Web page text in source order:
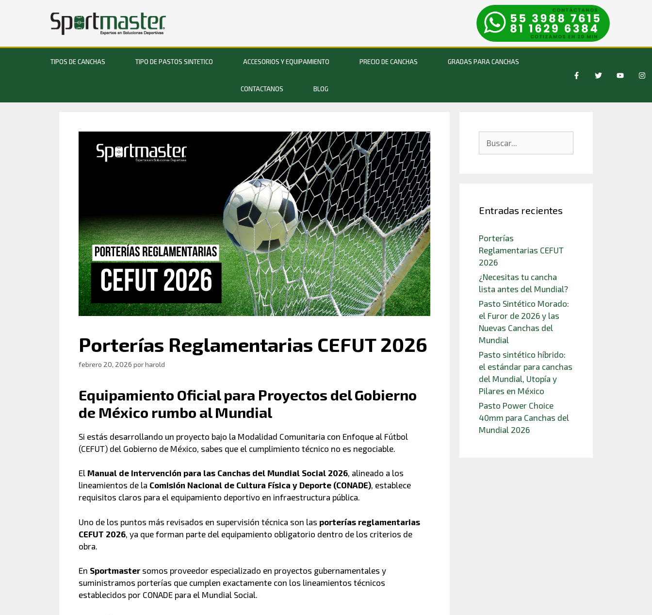
TIPOS DE CANCHAS TIPO DE PASTOS SINTETICO ACCESORIOS Y EQUIPAMIENTO PRECIO DE CANCHAS GRADAS PARA CANCHAS
CONTACTANOS BLOG
Porterías Reglamentarias CEFUT 2026
febrero 20, 2026 porharold
Equipamiento Oficial para Proyectos del Gobierno
de México rumbo al Mundial
Si estás desarrollando un proyecto bajo la Modalidad Comunitaria con Enfoque al Fútbol
(CEFUT) del Gobierno de México, sabes que el cumplimiento técnico no es negociable.
El Manual de Intervención para las Canchas del Mundial Social 2026, alineado a los
lineamientos de la Comisión Nacional de Cultura Física y Deporte (CONADE), establece
requisitos claros para el equipamiento deportivo en infraestructura pública.
Uno de los puntos más revisados en supervisión técnica son las porterías reglamentarias
CEFUT 2026 , ya que forman parte del equipamiento obligatorio dentro de los criterios de
obra.
En Sportmastersomos proveedor especializado en proyectos gubernamentales y
suministramos porterías que cumplen exactamente con los lineamientos técnicos
establecidos por CONADE para el Mundial Social.
Entradas recientes
Porterías
Reglamentarias CEFUT
2026
¿Necesitas tu cancha
lista antes del Mundial?
Pasto Sintético Morado:
el Furor de 2026 y las
Nuevas Canchas del
Mundial
Pasto sintético híbrido:
el estándar para canchas
del Mundial, Utopía y
Pilares en México
Pasto Power Choice
40mm para Canchas del
Mundial 2026